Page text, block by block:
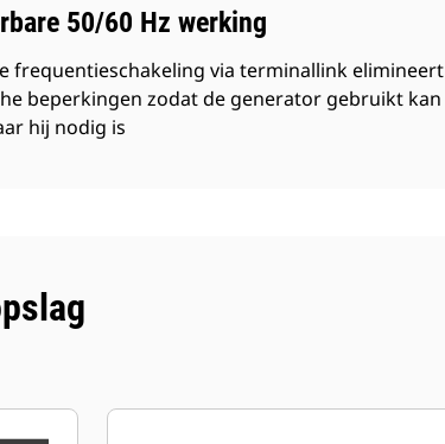
50/60 Hz werking
frequentieschakeling via terminallink elimineert
beperkingen zodat de generator gebruikt kan
hij nodig is